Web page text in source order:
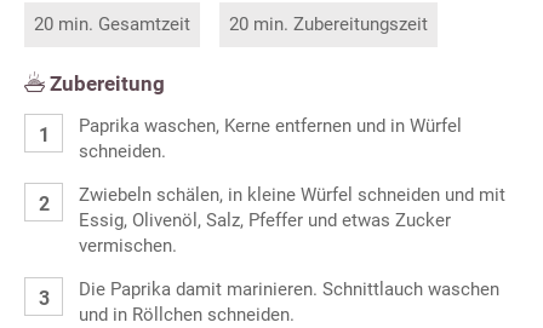
20 min. Gesamtzeit 20 min. Zubereitungszeit
Zubereitung
Paprika waschen, Kerne entfernen und in Würfel
schneiden.
Zwiebeln schälen, in kleine Würfel schneiden und mit
Essig, Olivenöl, Salz, Pfeffer und etwas Zucker
vermischen.
Die Paprika damit marinieren. Schnittlauch waschen
und in Röllchen schneiden.